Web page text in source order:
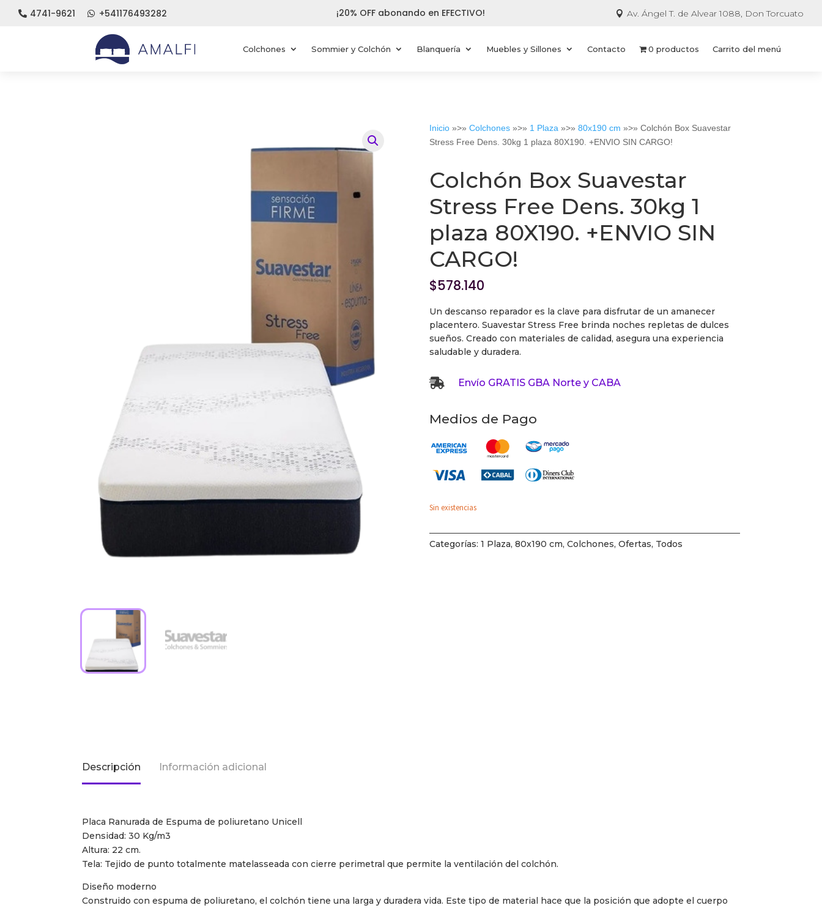
 4741-9621  +541176493282 ¡20% OFF abonando en EFECTIVO!  Av. Ángel T. de Alvear 1088, Don Torcuato
Colchones Sommier y Colchón Blanquería Muebles y Sillones Contacto 0 productos Carrito del menú
Inicio»>» Colchones»>» 1 Plaza »>» 80x190 cm »>» Colchón Box Suavestar
Stress Free Dens. 30kg 1 plaza 80X190. +ENVIO SIN CARGO!
Colchón Box Suavestar
Stress Free Dens. 30kg 1
plaza 80X190. +ENVIO SIN
CARGO!
$578.140
Un descanso reparador es la clave para disfrutar de un amanecer
placentero. Suavestar Stress Free brinda noches repletas de dulces
sueños. Creado con materiales de calidad, asegura una experiencia
saludable y duradera.
 Envío GRATIS GBA Norte y CABA
Medios de Pago
Sin existencias
Categorías: 1 Plaza, 80x190 cm, Colchones, Ofertas, Todos
Descripción Información adicional
Placa Ranurada de Espuma de poliuretano Unicell
Densidad: 30 Kg/m3
Altura: 22 cm.
Tela: Tejido de punto totalmente matelasseada con cierre perimetral que permite la ventilación del colchón.
Diseño moderno
Construido con espuma de poliuretano, el colchón tiene una larga y duradera vida. Este tipo de material hace que la posición que adopte el cuerpo